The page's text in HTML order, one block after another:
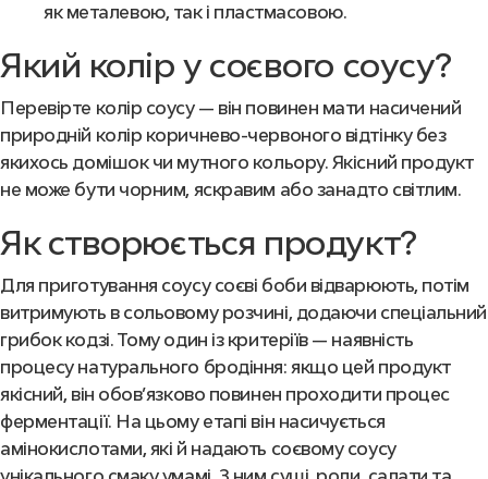
як металевою, так і пластмасовою.
Який колір у соєвого соусу?
Перевірте колір соусу — він повинен мати насичений
природній колір коричнево-червоного відтінку без
якихось домішок чи мутного кольору. Якісний продукт
не може бути чорним, яскравим або занадто світлим.
Як створюється продукт?
Для приготування соусу соєві боби відварюють, потім
витримують в сольовому розчині, додаючи спеціальний
грибок кодзі. Тому один із критеріїв — наявність
процесу натурального бродіння: якщо цей продукт
якісний, він обов’язково повинен проходити процес
ферментації. На цьому етапі він насичується
амінокислотами, які й надають соєвому соусу